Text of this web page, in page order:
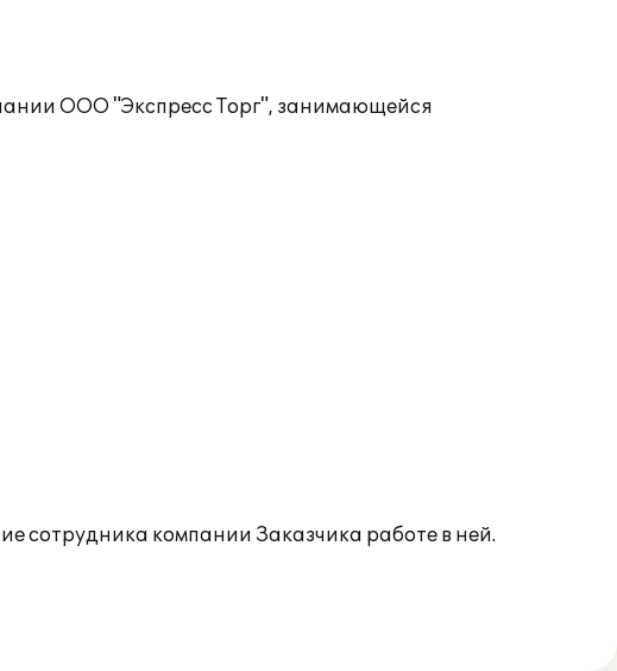
ООО "Экспресс Торг", занимающейся
сотрудника компании Заказчика работе в ней.